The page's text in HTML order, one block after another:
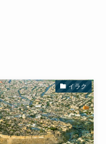
イラク